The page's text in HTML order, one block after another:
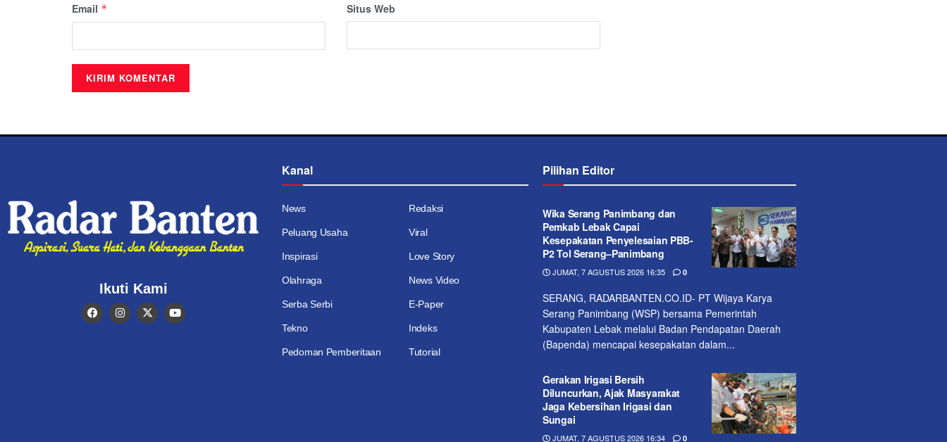
Email * Situs Web
Ikuti Kami
Kanal
News Redaksi
Peluang Usaha Viral
Inspirasi Love Story
Olahraga News Video
Serba Serbi E-Paper
Tekno
Pedoman Pemberitaan
Indeks
Tutorial
Pilihan Editor
Wika Serang Panimbang dan
Pemkab Lebak Capai
Kesepakatan Penyelesaian PBB-
P2 Tol Serang–Panimbang
JUMAT, 7 AGUSTUS 2026 16:35 0
SERANG, RADARBANTEN.CO.ID- PT Wijaya Karya
Serang Panimbang (WSP) bersama Pemerintah
Kabupaten Lebak melalui Badan Pendapatan Daerah
(Bapenda) mencapai kesepakatan dalam...
Gerakan Irigasi Bersih
Diluncurkan, Ajak Masyarakat
Jaga Kebersihan Irigasi dan
Sungai
JUMAT, 7 AGUSTUS 2026 16:34 0